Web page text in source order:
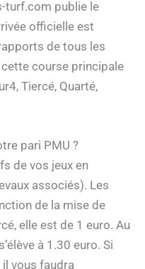
turf.com publie le
officielle est
de tous les
course principale
Tiercé, Quarté,
pari PMU ?
de vos jeux en
associés). Les
de la mise de
elle est de 1 euro. Au
à 1.30 euro. Si
il vous faudra